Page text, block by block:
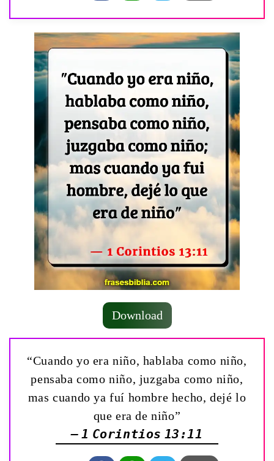
Download
“Cuando yo era niño, hablaba como niño,
pensaba como niño, juzgaba como niño,
mas cuando ya fuí hombre hecho, dejé lo
que era de niño”
— 1 Corintios 13:11